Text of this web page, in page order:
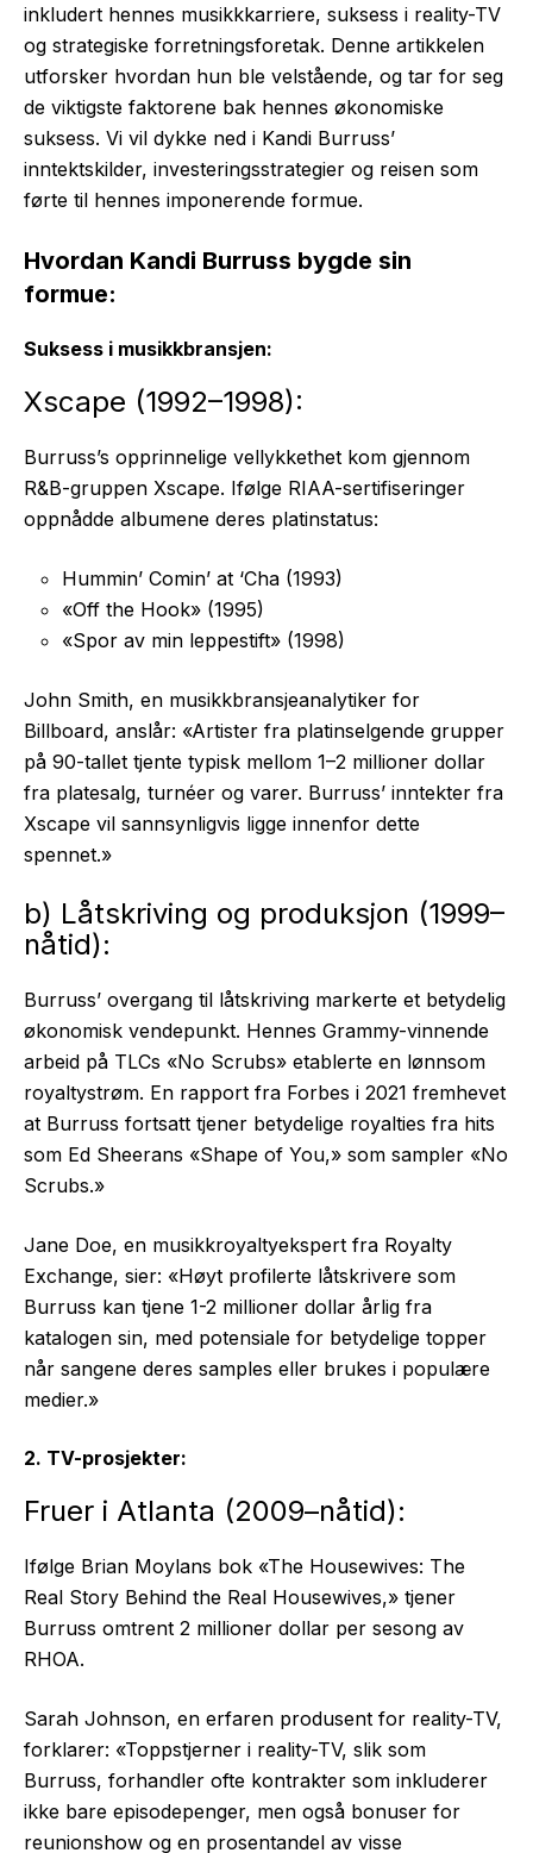
inkludert hennes musikkkarriere, suksess i reality-TV
og strategiske forretningsforetak. Denne artikkelen
utforsker hvordan hun ble velstående, og tar for seg
de viktigste faktorene bak hennes økonomiske
suksess. Vi vil dykke ned i Kandi Burruss’
inntektskilder, investeringsstrategier og reisen som
førte til hennes imponerende formue.
Hvordan Kandi Burruss bygde sin
formue:
Suksess i musikkbransjen:
Xscape (1992–1998):
Burruss’s opprinnelige vellykkethet kom gjennom
R&B-gruppen Xscape. Ifølge RIAA-sertifiseringer
oppnådde albumene deres platinstatus:
Hummin’ Comin’ at ‘Cha (1993)
«Off the Hook» (1995)
«Spor av min leppestift» (1998)
John Smith, en musikkbransjeanalytiker for
Billboard, anslår: «Artister fra platinselgende grupper
på 90-tallet tjente typisk mellom 1–2 millioner dollar
fra platesalg, turnéer og varer. Burruss’ inntekter fra
Xscape vil sannsynligvis ligge innenfor dette
spennet.»
b) Låtskriving og produksjon (1999–
nåtid):
Burruss’ overgang til låtskriving markerte et betydelig
økonomisk vendepunkt. Hennes Grammy-vinnende
arbeid på TLCs «No Scrubs» etablerte en lønnsom
royaltystrøm. En rapport fra Forbes i 2021 fremhevet
at Burruss fortsatt tjener betydelige royalties fra hits
som Ed Sheerans «Shape of You,» som sampler «No
Scrubs.»
Jane Doe, en musikkroyaltyekspert fra Royalty
Exchange, sier: «Høyt profilerte låtskrivere som
Burruss kan tjene 1-2 millioner dollar årlig fra
katalogen sin, med potensiale for betydelige topper
når sangene deres samples eller brukes i populære
medier.»
2. TV-prosjekter:
Fruer i Atlanta (2009–nåtid):
Ifølge Brian Moylans bok «The Housewives: The
Real Story Behind the Real Housewives,» tjener
Burruss omtrent 2 millioner dollar per sesong av
RHOA.
Sarah Johnson, en erfaren produsent for reality-TV,
forklarer: «Toppstjerner i reality-TV, slik som
Burruss, forhandler ofte kontrakter som inkluderer
ikke bare episodepenger, men også bonuser for
reunionshow og en prosentandel av visse